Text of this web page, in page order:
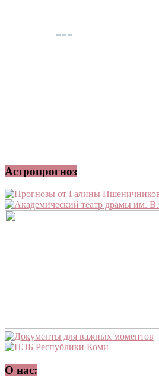
Астропрогноз
О нас: